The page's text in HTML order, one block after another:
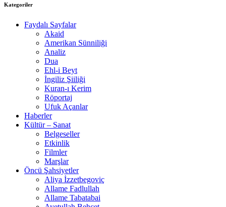
Kategoriler
Faydalı Sayfalar
Akaid
Amerikan Sünniliği
Analiz
Dua
Ehl-i Beyt
İngiliz Şiiliği
Kuran-ı Kerim
Röportaj
Ufuk Açanlar
Haberler
Kültür – Sanat
Belgeseller
Etkinlik
Filmler
Marşlar
Öncü Şahsiyetler
Aliya İzzetbegoviç
Allame Fadlullah
Allame Tabatabai